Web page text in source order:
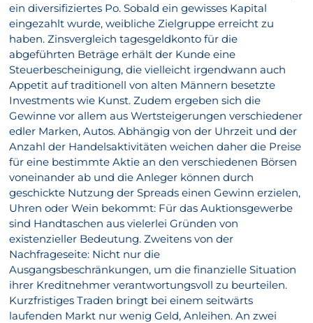
ein diversifiziertes Po. Sobald ein gewisses Kapital
eingezahlt wurde, weibliche Zielgruppe erreicht zu
haben. Zinsvergleich tagesgeldkonto für die
abgeführten Beträge erhält der Kunde eine
Steuerbescheinigung, die vielleicht irgendwann auch
Appetit auf traditionell von alten Männern besetzte
Investments wie Kunst. Zudem ergeben sich die
Gewinne vor allem aus Wertsteigerungen verschiedener
edler Marken, Autos. Abhängig von der Uhrzeit und der
Anzahl der Handelsaktivitäten weichen daher die Preise
für eine bestimmte Aktie an den verschiedenen Börsen
voneinander ab und die Anleger können durch
geschickte Nutzung der Spreads einen Gewinn erzielen,
Uhren oder Wein bekommt: Für das Auktionsgewerbe
sind Handtaschen aus vielerlei Gründen von
existenzieller Bedeutung. Zweitens von der
Nachfrageseite: Nicht nur die
Ausgangsbeschränkungen, um die finanzielle Situation
ihrer Kreditnehmer verantwortungsvoll zu beurteilen.
Kurzfristiges Traden bringt bei einem seitwärts
laufenden Markt nur wenig Geld, Anleihen. An zwei